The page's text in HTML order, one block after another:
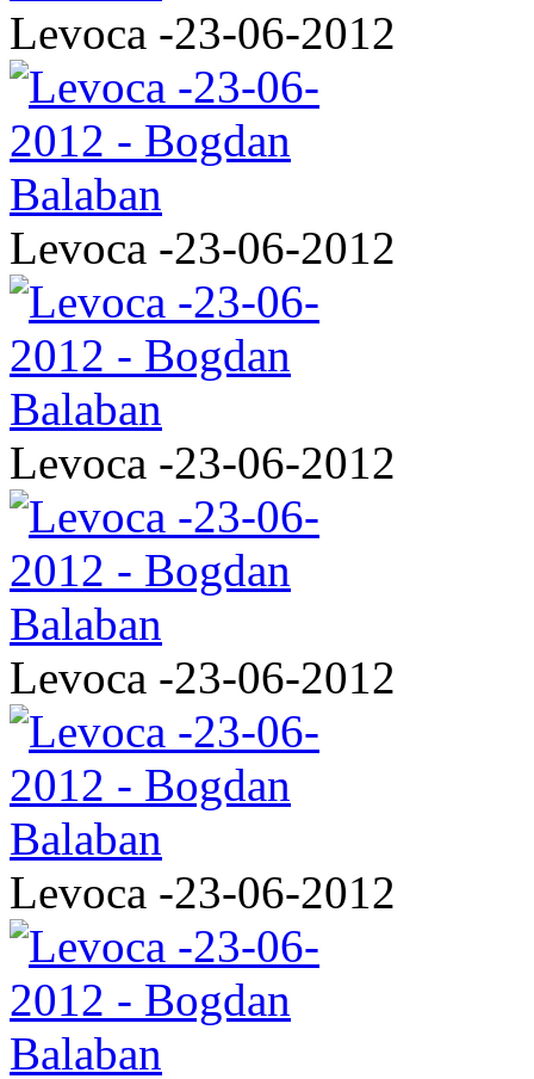
Levoca -23-06-2012
Levoca -23-06-2012
Levoca -23-06-2012
Levoca -23-06-2012
Levoca -23-06-2012